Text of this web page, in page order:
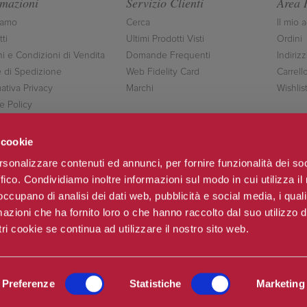
contenuti ed annunci, per fornire funzionalità dei
Condividiamo inoltre informazioni sul modo in cui utilizza il
di analisi dei dati web, pubblicità e social media, i
che ha fornito loro o che hanno raccolto dal suo utilizzo
cookie se continua ad utilizzare il nostro sito web.
Preferenze Statistiche Marketing
e Condizioni di Vendita
di Spedizione
Privacy
Policy
Cerca
Ultimi Prodotti Visti
Domande Frequenti
Web Fidelity Card
Marchi
Il mio
Ordini
Indirizzi
Carrello
Wishlist
Seguici
& C.sas